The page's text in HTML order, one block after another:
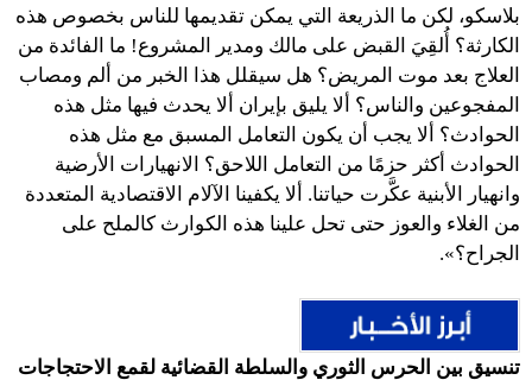
بلاسكو، لكن ما الذريعة التي يمكن تقديمها للناس بخصوص هذه
الكارثة؟ أُلقِيَ القبض على مالك ومدير المشروع! ما الفائدة من
العلاج بعد موت المريض؟ هل سيقلل هذا الخبر من ألم ومصاب
المفجوعين والناس؟ ألا يليق بإيران ألا يحدث فيها مثل هذه
الحوادث؟ ألا يجب أن يكون التعامل المسبق مع مثل هذه
الحوادث أكثر حزمًا من التعامل اللاحق؟ الانهيارات الأرضية
وانهيار الأبنية عكَّرت حياتنا. ألا يكفينا الآلام الاقتصادية المتعددة
من الغلاء والعوز حتى تحل علينا هذه الكوارث كالملح على
الجراح؟‍».
تنسيق بين الحرس الثوري والسلطة القضائية لقمع الاحتجاجات